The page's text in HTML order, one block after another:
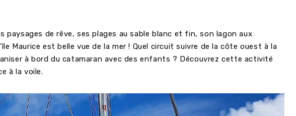
paysages de rêve, ses plages au sable blanc et fin, son lagon aux
Maurice est belle vue de la mer ! Quel circuit suivre de la côte ouest à la
à bord du catamaran avec des enfants ? Découvrez cette activité
à la voile.